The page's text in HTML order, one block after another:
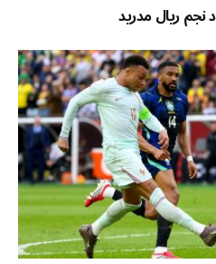
ريال مدريد